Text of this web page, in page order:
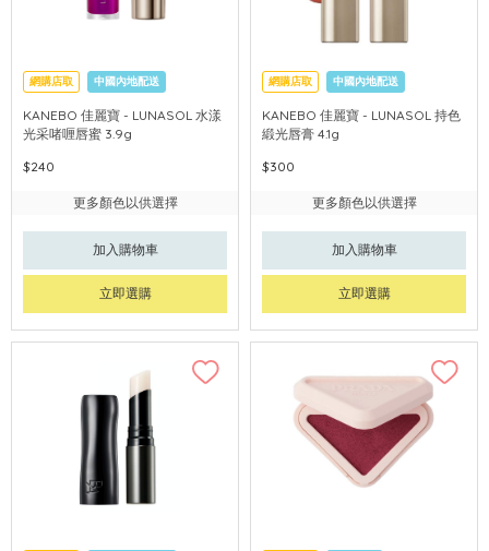
網購店取 中國內地配送
KANEBO 佳麗寶 - LUNASOL 水漾
光采啫喱唇蜜 3.9g
$240
更多顏色以供選擇
加入購物車
立即選購
網購店取 中國內地配送
KANEBO 佳麗寶 - LUNASOL 持色
緞光唇膏 4.1g
$300
更多顏色以供選擇
加入購物車
立即選購